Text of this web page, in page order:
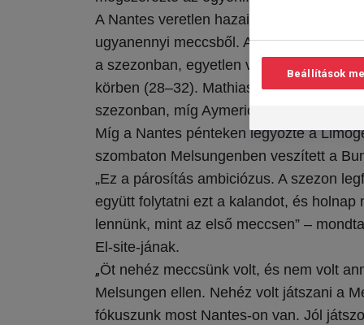
A Nantes veretlen hazai pályán az
ugyanennyi meccsből. A Berlin egy
a szezonban, egyetlen vereséget
körben (28–32). Mathias Gidsel 65 gólt
szezonban, míg Aymeric Minne 57-szer
Míg a Nantes pénteken legyőzte a
szombaton Melsungenben veszített a
„Ez a párosítás ambiciózus. A szezon
együtt folytatni ezt a kalandot, és holnap
lennünk, mint az első meccsen” –
El-site-jának.
„Öt nehéz meccsünk volt, és nem volt
Melsungen ellen. Nehéz volt játszani a
fókuszunk most Nantes-on van. Jól
Beállítások